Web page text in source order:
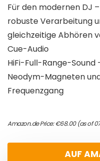
Für den modernen DJ
robuste Verarbeitung
gleichzeitige Abhören
Cue-Audio
HiFi-Full-Range-
Neodym-Magneten
Frequenzgang
Amazon.de Price:€68.00(as of
AUF